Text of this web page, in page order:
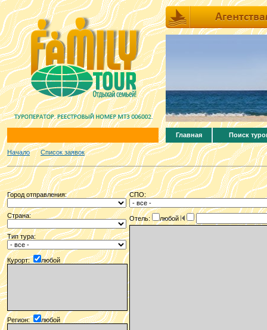
Главная Поиск
Начало Список заявок
Город отправления:
Страна:
Тип тура:
Курорт: любой
Регион: любой
СПО:
Отель: любой